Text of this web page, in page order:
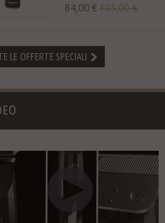
84,00 €105,00 €
LE OFFERTE SPECIALI